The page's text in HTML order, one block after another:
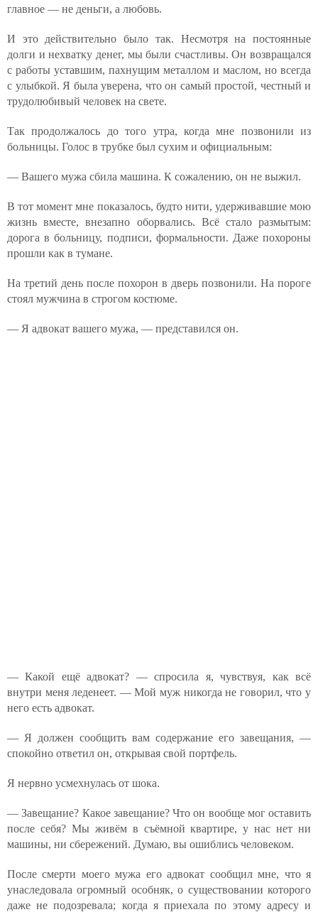
главное — не деньги, а любовь.
И это действительно было так. Несмотря на постоянные
долги и нехватку денег, мы были счастливы. Он возвращался
с работы уставшим, пахнущим металлом и маслом, но всегда
с улыбкой. Я была уверена, что он самый простой, честный и
трудолюбивый человек на свете.
Так продолжалось до того утра, когда мне позвонили из
больницы. Голос в трубке был сухим и официальным:
— Вашего мужа сбила машина. К сожалению, он не выжил.
В тот момент мне показалось, будто нити, удерживавшие мою
жизнь вместе, внезапно оборвались. Всё стало размытым:
дорога в больницу, подписи, формальности. Даже похороны
прошли как в тумане.
На третий день после похорон в дверь позвонили. На пороге
стоял мужчина в строгом костюме.
— Я адвокат вашего мужа, — представился он.
— Какой ещё адвокат? — спросила я, чувствуя, как всё
внутри меня леденеет. — Мой муж никогда не говорил, что у
него есть адвокат.
— Я должен сообщить вам содержание его завещания, —
спокойно ответил он, открывая свой портфель.
Я нервно усмехнулась от шока.
— Завещание? Какое завещание? Что он вообще мог оставить
после себя? Мы живём в съёмной квартире, у нас нет ни
машины, ни сбережений. Думаю, вы ошиблись человеком.
После смерти моего мужа его адвокат сообщил мне, что я
унаследовала огромный особняк, о существовании которого
даже не подозревала; когда я приехала по этому адресу и